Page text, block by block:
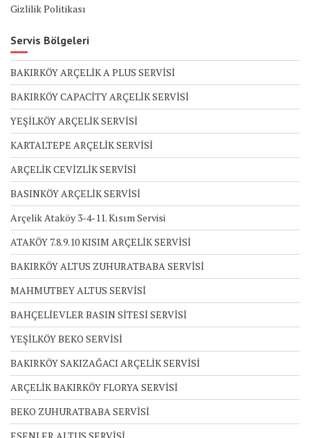
Gizlilik Politikası
Servis Bölgeleri
BAKIRKÖY ARÇELİK A PLUS SERVİSİ
BAKIRKÖY CAPACİTY ARÇELİK SERVİSİ
YEŞİLKÖY ARÇELİK SERVİSİ
KARTALTEPE ARÇELİK SERVİSİ
ARÇELİK CEVİZLİK SERVİSİ
BASINKÖY ARÇELİK SERVİSİ
Arçelik Ataköy 3-4-11. Kısım Servisi
ATAKÖY 7.8.9.10 KISIM ARÇELİK SERVİSİ
BAKIRKÖY ALTUS ZUHURATBABA SERVİSİ
MAHMUTBEY ALTUS SERVİSİ
BAHÇELİEVLER BASIN SİTESİ SERVİSİ
YEŞİLKÖY BEKO SERVİSİ
BAKIRKÖY SAKIZAĞACI ARÇELİK SERVİSİ
ARÇELİK BAKIRKÖY FLORYA SERVİSİ
BEKO ZUHURATBABA SERVİSİ